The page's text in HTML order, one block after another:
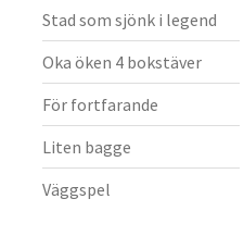
Stad som sjönk i legend
Oka öken 4 bokstäver
För fortfarande
Liten bagge
Väggspel